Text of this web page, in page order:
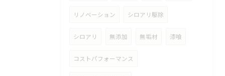
リノベーション シロアリ駆除
シロアリ 無添加 無垢材 漆喰
コストパフォーマンス